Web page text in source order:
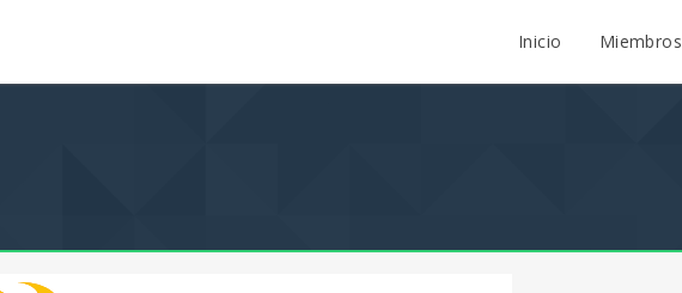
Inicio Miembros